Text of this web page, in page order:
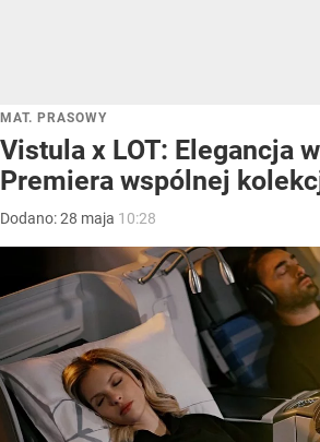
MAT. PRASOWY
Vistula x LOT: Elegancja
Premiera wspólnej
Dodano:28 maja 10:28